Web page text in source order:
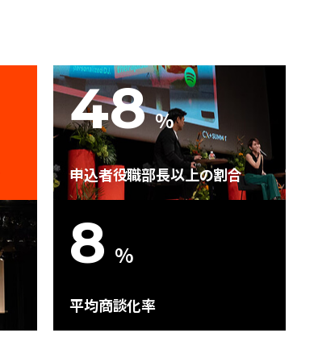
48 %
申込者役職部長以上の割合
8 %
平均商談化率